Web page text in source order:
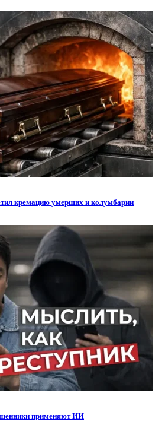
кремацию умерших и колумбарии
применяют ИИ